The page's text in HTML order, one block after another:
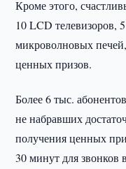
Кроме этого,
10 LCD телевизоров,
микроволновых
ценных призов.
Более 6 тыс.
не набравших
получения ценных
30 минут для звонков